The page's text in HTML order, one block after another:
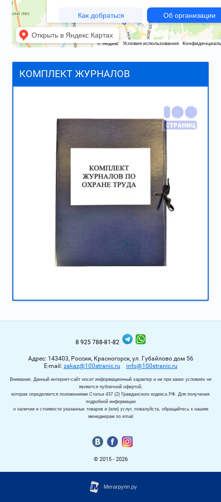
КОМПЛЕКТ ЖУРНАЛОВ
8 925 788-81-82
Адрес: 143403, Россия, Красногорск, ул. Губайлово дом 56
Е-mail: zakaz@100stranic.ru info@100stranic.ru
Внимание. Данный интернет-сайт носит информационный характер и ни при каких условиях не
является публичной офертой,
которая определяется положениями Статьи 437 (2) Гражданского кодекса РФ. Для получения
подробной информации
о наличии и стоимости указанных товаров и (или) услуг, пожалуйста, обращайтесь к нашим
менеджерам по email
© 2015 - 2026